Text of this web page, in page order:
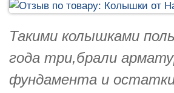
Такими колышками
года три,брали
фундамента и